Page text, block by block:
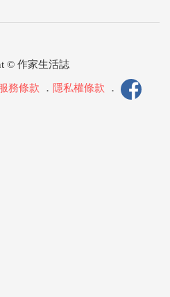
© 作家生活誌
務條款 ． 隱私權條款 ．